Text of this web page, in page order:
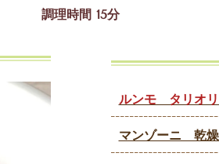
調理時間 15分
ルンモ タリオリ
マンゾーニ 乾燥